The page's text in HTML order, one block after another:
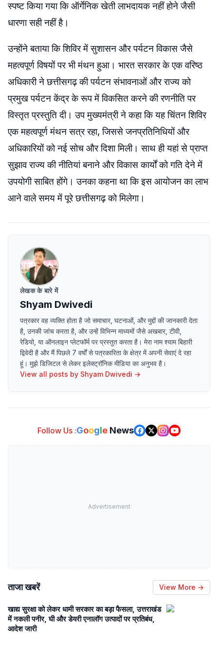
स्पष्ट किया गया कि ऑर्गेनिक खेती लाभदायक नहीं होने जैसी
धारणा सही नहीं है।
उन्होंने बताया कि शिविर में सुशासन और पर्यटन विकास जैसे
महत्वपूर्ण विषयों पर भी मंथन हुआ। भारत सरकार के एक वरिष्ठ
अधिकारी ने छत्तीसगढ़ की पर्यटन संभावनाओं और राज्य को
प्रमुख पर्यटन केंद्र के रूप में विकसित करने की रणनीति पर
विस्तृत प्रस्तुति दी। उप मुख्यमंत्री ने कहा कि यह चिंतन शिविर
एक महत्वपूर्ण मंथन सत्र रहा, जिससे जनप्रतिनिधियों और
अधिकारियों को नई सोच और दिशा मिली। साथ ही यहां से प्राप्त
सुझाव राज्य की नीतियां बनाने और विकास कार्यों को गति देने में
उपयोगी साबित होंगे। उनका कहना था कि इस आयोजन का लाभ
आने वाले समय में पूरे छत्तीसगढ़ को मिलेगा।
लेखक के बारे में
Shyam Dwivedi
पत्रकार वह व्यक्ति होता है जो समाचार, घटनाओं, और मुद्दों की जानकारी देता
है, उनकी जांच करता है, और उन्हें विभिन्न माध्यमों जैसे अखबार, टीवी,
रेडियो, या ऑनलाइन प्लेटफॉर्म पर प्रस्तुत करता है। मेरा नाम श्याम बिहारी
द्विवेदी है और मैं पिछले 7 वर्षों से पत्रकारिता के क्षेत्र में अपनी सेवाएं दे रहा
हूं। मुझे डिजिटल से लेकर इलेक्ट्रॉनिक मीडिया का अनुभव है।
View all posts by Shyam Dwivedi →
Follow Us :Google News
Advertisement
ताजा खबरें View More →
खाद्य सुरक्षा को लेकर धामी सरकार का बड़ा फैसला, उत्तराखंड
में नकली पनीर, घी और डेयरी एनालॉग उत्पादों पर प्रतिबंध,
आदेश जारी